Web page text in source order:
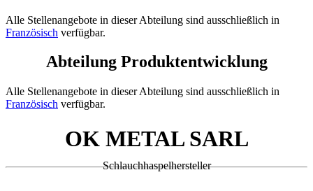
Alle Stellenangebote in dieser Abteilung sind ausschließlich in
Französisch verfügbar.
Abteilung Produktentwicklung
Alle Stellenangebote in dieser Abteilung sind ausschließlich in
Französisch verfügbar.
OK METAL SARL
Schlauchhaspelhersteller